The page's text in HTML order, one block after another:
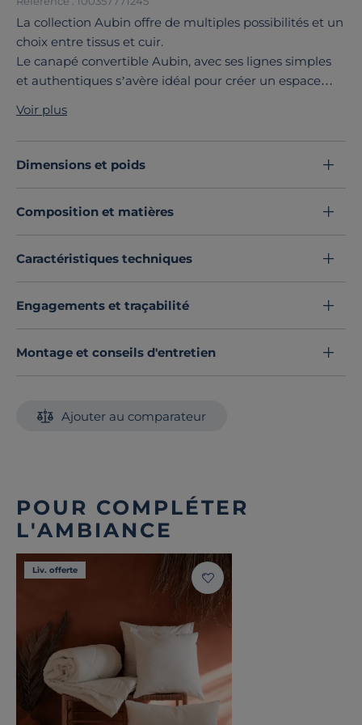
La collection Aubin offre de multiples possibilités et un
choix entre tissus et cuir.
Le canapé convertible Aubin, avec ses lignes simples
et authentiques s’avère idéal pour créer un espace
Vous apprécierez son excellent confort d’assise.
La collection Aubin est déclinée en canapé grand 2
places, 3 places et grand 3 places, fixe ou convertible,
tissu recyclé ou cuir.
Découvrez toute notre sélection :Canapés droits
Voir plus
Dimensions et poids
Composition et matières
Caractéristiques techniques
Engagements et traçabilité
Montage et conseils d'entretien
Ajouter au comparateur
POUR COMPLÉTER
L'AMBIANCE
Liv. offerte